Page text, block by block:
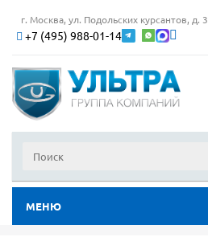
г. Москва, ул. Подольских курсантов, д. 3
+7 (495) 988-01-14
МЕНЮ